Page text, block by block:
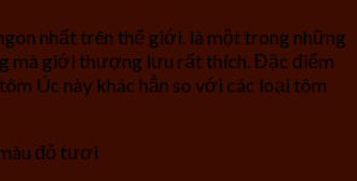
nhất trên thế giới. là một trong những
mà giới thượng lưu rất thích. Đặc điểm
Úc này khác hẳn so với các loại tôm
đỏ tươi